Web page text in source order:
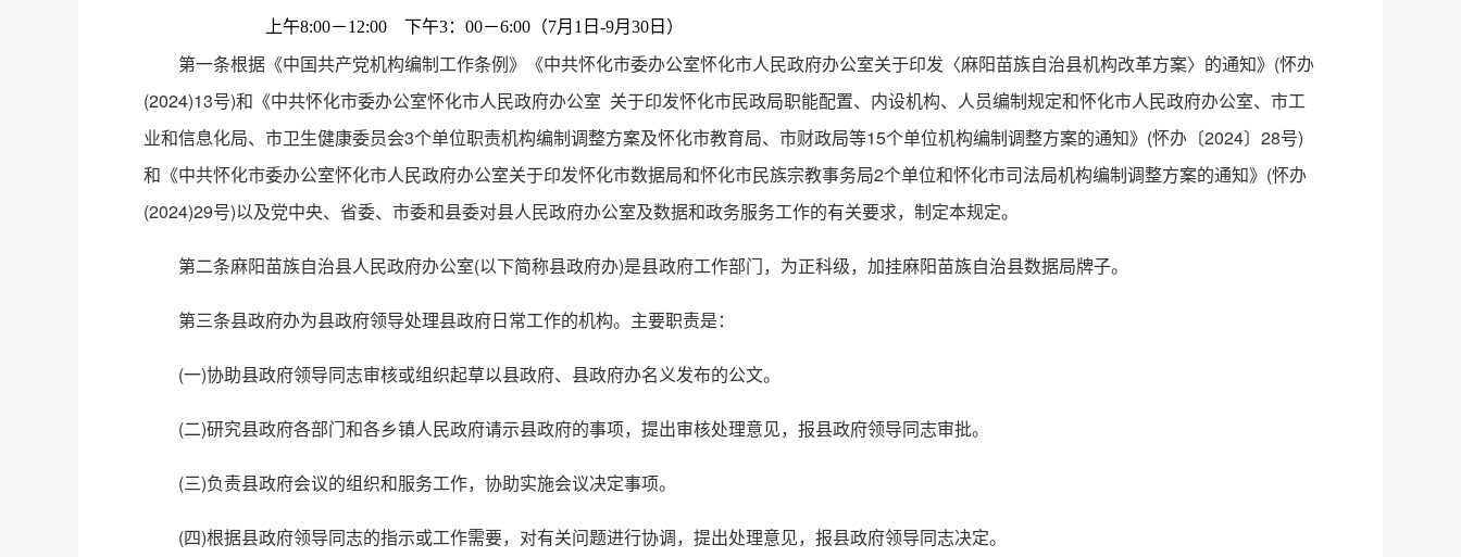
上午8:00－12:00 下午3：00－6:00（7月1日-9月30日）
第一条根据《中国共产党机构编制工作条例》《中共怀化市委办公室怀化市人民政府办公室关于印发〈麻阳苗族自治县机构改革方案〉的通知》(怀办
(2024)13号)和《中共怀化市委办公室怀化市人民政府办公室 关于印发怀化市民政局职能配置、内设机构、人员编制规定和怀化市人民政府办公室、市工
业和信息化局、市卫生健康委员会3个单位职责机构编制调整方案及怀化市教育局、市财政局等15个单位机构编制调整方案的通知》(怀办〔2024〕28号)
和《中共怀化市委办公室怀化市人民政府办公室关于印发怀化市数据局和怀化市民族宗教事务局2个单位和怀化市司法局机构编制调整方案的通知》(怀办
(2024)29号)以及党中央、省委、市委和县委对县人民政府办公室及数据和政务服务工作的有关要求，制定本规定。
第二条麻阳苗族自治县人民政府办公室(以下简称县政府办)是县政府工作部门，为正科级，加挂麻阳苗族自治县数据局牌子。
第三条县政府办为县政府领导处理县政府日常工作的机构。主要职责是：
(一)协助县政府领导同志审核或组织起草以县政府、县政府办名义发布的公文。
(二)研究县政府各部门和各乡镇人民政府请示县政府的事项，提出审核处理意见，报县政府领导同志审批。
(三)负责县政府会议的组织和服务工作，协助实施会议决定事项。
(四)根据县政府领导同志的指示或工作需要，对有关问题进行协调，提出处理意见，报县政府领导同志决定。